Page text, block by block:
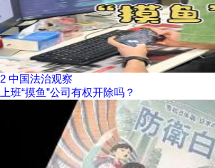
2 中国法治观察
上班“摸鱼”公司有权开除吗？